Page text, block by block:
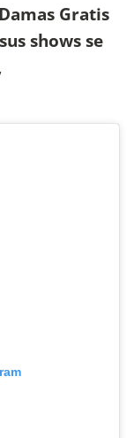
Damas Gratis
shows se